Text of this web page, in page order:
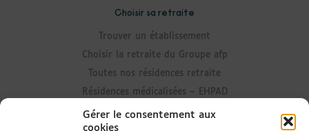
Gérer le consentement aux
cookies
Choisir sa retraite
Trouver un établissement
Choisir la retraite du Groupe afp
Toutes nos résidences retraite
Résidences médicalisées – EHPAD
Résidences avec Unité Alzheimer
Résidences senior